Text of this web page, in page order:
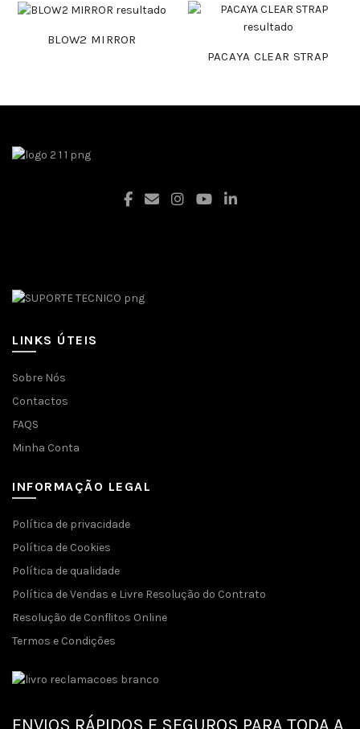
BLOW2 MIRROR
PACAYA CLEAR STRAP
LINKS ÚTEIS
Sobre Nós
Contactos
FAQS
Minha Conta
INFORMAÇÃO LEGAL
Política de privacidade
Política de Cookies
Política de qualidade
Política de Vendas e Livre Resolução do Contrato
Resolução de Conflitos Online
Termos e Condições